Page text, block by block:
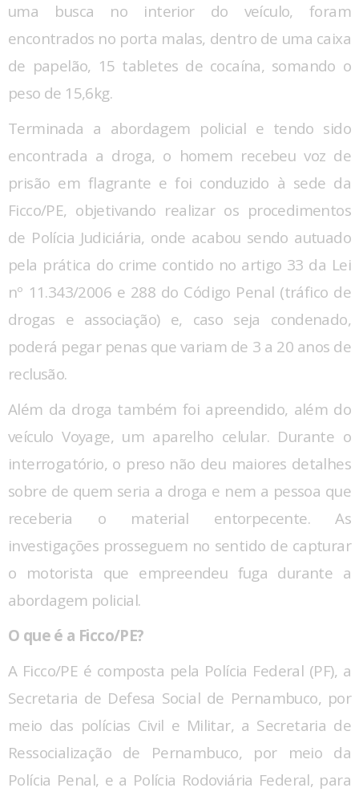
uma busca no interior do veículo, foram
encontrados no porta malas, dentro de uma caixa
de papelão, 15 tabletes de cocaína, somando o
peso de 15,6kg.
Terminada a abordagem policial e tendo sido
encontrada a droga, o homem recebeu voz de
prisão em flagrante e foi conduzido à sede da
Ficco/PE, objetivando realizar os procedimentos
de Polícia Judiciária, onde acabou sendo autuado
pela prática do crime contido no artigo 33 da Lei
nº 11.343/2006 e 288 do Código Penal (tráfico de
drogas e associação) e, caso seja condenado,
poderá pegar penas que variam de 3 a 20 anos de
reclusão.
Além da droga também foi apreendido, além do
veículo Voyage, um aparelho celular. Durante o
interrogatório, o preso não deu maiores detalhes
sobre de quem seria a droga e nem a pessoa que
receberia o material entorpecente. As
investigações prosseguem no sentido de capturar
o motorista que empreendeu fuga durante a
abordagem policial.
O que é a Ficco/PE?
A Ficco/PE é composta pela Polícia Federal (PF), a
Secretaria de Defesa Social de Pernambuco, por
meio das polícias Civil e Militar, a Secretaria de
Ressocialização de Pernambuco, por meio da
Polícia Penal, e a Polícia Rodoviária Federal, para